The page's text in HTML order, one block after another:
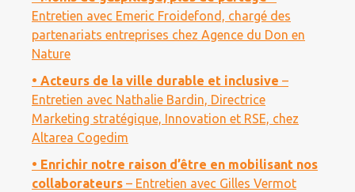
Entretien avec Emeric Froidefond, chargé des
partenariats entreprises chez Agence du Don en
Nature
• Acteurs de la ville durable et inclusive –
Entretien avec Nathalie Bardin, Directrice
Marketing stratégique, Innovation et RSE, chez
Altarea Cogedim
• Enrichir notre raison d’être en mobilisant nos
collaborateurs – Entretien avec Gilles Vermot